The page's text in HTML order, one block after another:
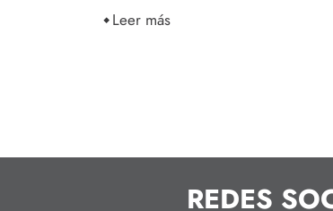
Leer más
REDES